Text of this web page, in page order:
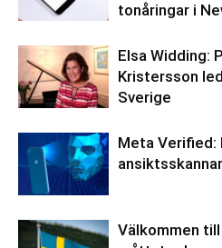
tonåringar i
Elsa Widding:
Kristersson
Sverige
Meta Verified:
Välkommen